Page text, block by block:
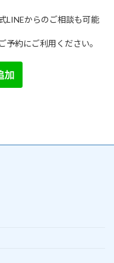
LINEからのご相談も可能
予約にご利用ください。